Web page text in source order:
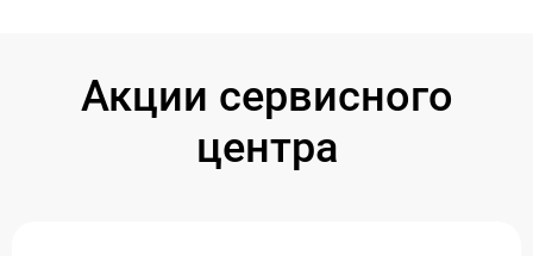
Акции сервисного
центра